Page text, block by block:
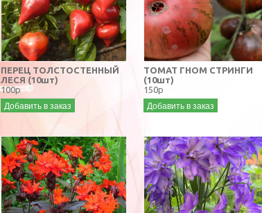
ПЕРЕЦ ТОЛСТОСТЕННЫЙ
ЛЕСЯ (10шт)
100р
Добавить в заказ
ТОМАТ ГНОМ СТРИНГИ
(10шт)
150р
Добавить в заказ